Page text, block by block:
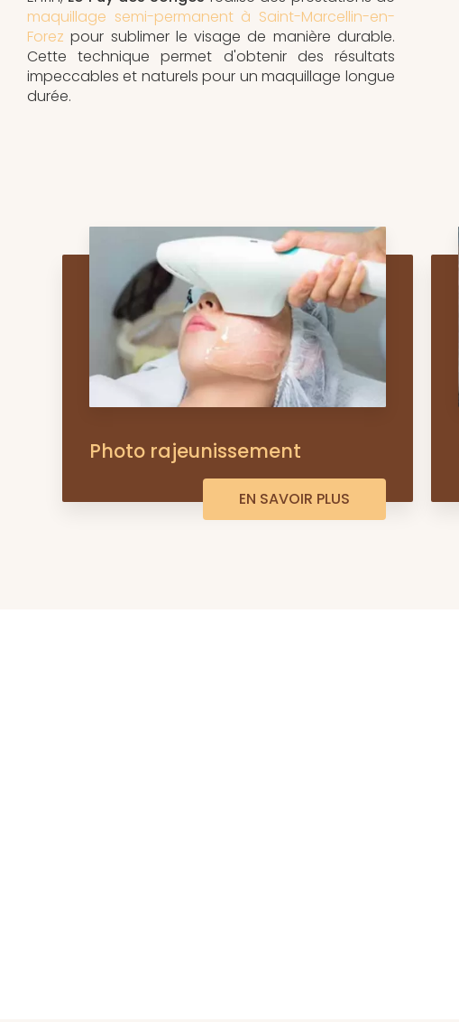
maquillage semi-permanent à Saint-Marcellin-en-
Forez pour sublimer le visage de manière durable.
Cette technique permet d'obtenir des résultats
impeccables et naturels pour un maquillage longue
durée.
Photo rajeunissement
EN SAVOIR PLUS